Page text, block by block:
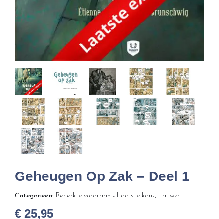
Geheugen Op Zak – Deel 1
Categorieën: Beperkte voorraad - Laatste kans, Lauwert
€ 25,95